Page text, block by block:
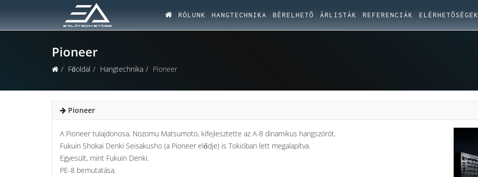
RÓLUNK HANGTECHNIKA BÉRELHETŐ ÁRLISTÁK REFERENCIÁK ELÉRHETŐSÉGEK
Pioneer
Főoldal Hangtechnika Pioneer
Pioneer
A Pioneer tulajdonosa, Nozomu Matsumoto, kifejlesztette az A-8 dinamikus hangszórót.
Fukuin Shokai Denki Seisakusho (a Pioneer elődje) is Tokióban lett megalapítva.
Egyesült, mint Fukuin Denki.
PE-8 bemutatása.